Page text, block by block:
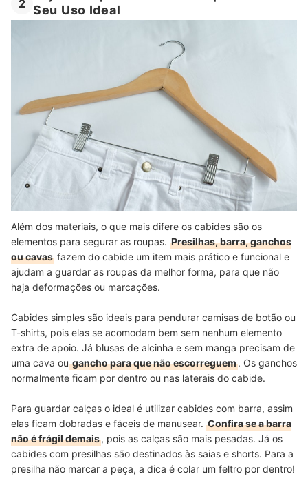
2 Seu Uso Ideal
Além dos materiais, o que mais difere os cabides são os
elementos para segurar as roupas. Presilhas, barra, ganchos
ou cavas fazem do cabide um item mais prático e funcional e
ajudam a guardar as roupas da melhor forma, para que não
haja deformações ou marcações.
Cabides simples são ideais para pendurar camisas de botão ou
T-shirts, pois elas se acomodam bem sem nenhum elemento
extra de apoio. Já blusas de alcinha e sem manga precisam de
uma cava ougancho para que não escorreguem. Os ganchos
normalmente ficam por dentro ou nas laterais do cabide.
Para guardar calças o ideal é utilizar cabides com barra, assim
elas ficam dobradas e fáceis de manusear. Confira se a barra
não é frágil demais, pois as calças são mais pesadas. Já os
cabides com presilhas são destinados às saias e shorts. Para a
presilha não marcar a peça, a dica é colar um feltro por dentro!